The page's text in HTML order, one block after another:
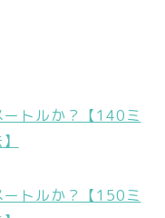
トルか？【140ミ
トルか？【150ミ